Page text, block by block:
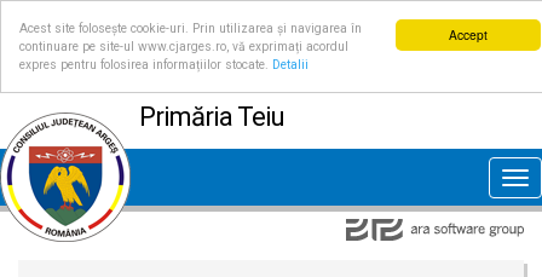
Accept
Acest site folosește cookie-uri. Prin utilizarea și navigarea în
continuare pe site-ul www.cjarges.ro, vă exprimați acordul
expres pentru folosirea informațiilor stocate.
Detalii
Primăria Teiu